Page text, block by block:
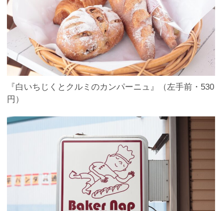
『白いちじくとクルミのカンパーニュ』（左手前・530
円）